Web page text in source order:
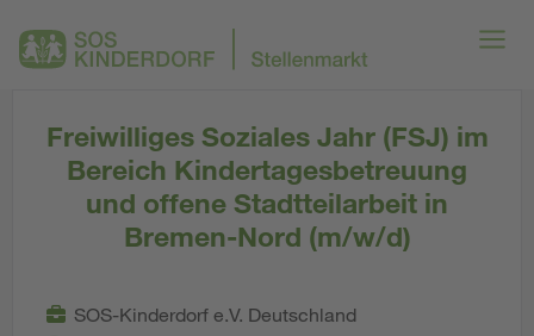
Freiwilliges Soziales Jahr (FSJ) im
Bereich Kindertagesbetreuung
und offene Stadtteilarbeit in
Bremen-Nord (m/w/d)
SOS-Kinderdorf e.V. Deutschland